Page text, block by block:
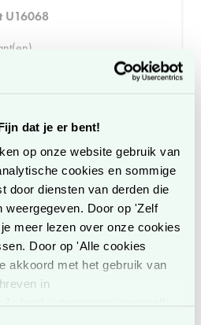
dat je er bent!
op onze website gebruik van
cookies en sommige
door diensten van derden die
weergegeven. Door op 'Zelf
meer lezen over onze cookies
Door op 'Alle cookies
akkoord met het gebruik van
in
U16068